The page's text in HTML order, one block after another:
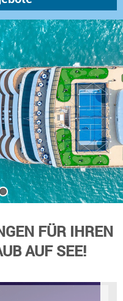
FÜR IHREN
AUF SEE!